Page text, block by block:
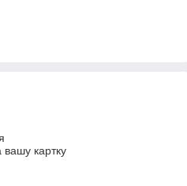
вашу картку